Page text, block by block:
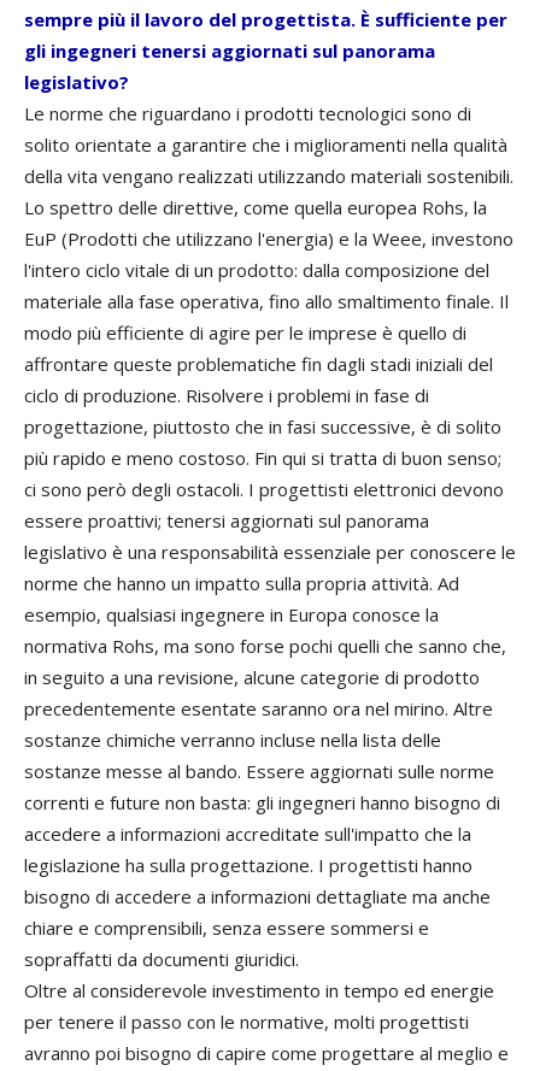
sempre più il lavoro del progettista. È sufficiente per
gli ingegneri tenersi aggiornati sul panorama
legislativo?
Le norme che riguardano i prodotti tecnologici sono di
solito orientate a garantire che i miglioramenti nella qualità
della vita vengano realizzati utilizzando materiali sostenibili.
Lo spettro delle direttive, come quella europea Rohs, la
EuP (Prodotti che utilizzano l'energia) e la Weee, investono
l'intero ciclo vitale di un prodotto: dalla composizione del
materiale alla fase operativa, fino allo smaltimento finale. Il
modo più efficiente di agire per le imprese è quello di
affrontare queste problematiche fin dagli stadi iniziali del
ciclo di produzione. Risolvere i problemi in fase di
progettazione, piuttosto che in fasi successive, è di solito
più rapido e meno costoso. Fin qui si tratta di buon senso;
ci sono però degli ostacoli. I progettisti elettronici devono
essere proattivi; tenersi aggiornati sul panorama
legislativo è una responsabilità essenziale per conoscere le
norme che hanno un impatto sulla propria attività. Ad
esempio, qualsiasi ingegnere in Europa conosce la
normativa Rohs, ma sono forse pochi quelli che sanno che,
in seguito a una revisione, alcune categorie di prodotto
precedentemente esentate saranno ora nel mirino. Altre
sostanze chimiche verranno incluse nella lista delle
sostanze messe al bando. Essere aggiornati sulle norme
correnti e future non basta: gli ingegneri hanno bisogno di
accedere a informazioni accreditate sull'impatto che la
legislazione ha sulla progettazione. I progettisti hanno
bisogno di accedere a informazioni dettagliate ma anche
chiare e comprensibili, senza essere sommersi e
sopraffatti da documenti giuridici.
Oltre al considerevole investimento in tempo ed energie
per tenere il passo con le normative, molti progettisti
avranno poi bisogno di capire come progettare al meglio e